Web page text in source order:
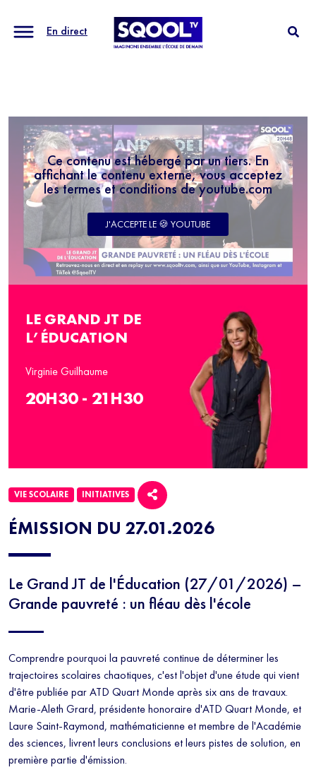
En direct
Ce contenu est hébergé par un tiers. En
affichant le contenu externe, vous acceptez
les termes et conditions de youtube.com
J'ACCEPTE LE 🍪 YOUTUBE
ÉMISSION DU 27.01.2026
Le Grand JT de l'Éducation (27/01/2026) –
Grande pauvreté : un fléau dès l'école
Comprendre pourquoi la pauvreté continue de déterminer les
trajectoires scolaires chaotiques, c'est l'objet d'une étude qui vient
d'être publiée par ATD Quart Monde après six ans de travaux.
Marie-Aleth Grard, présidente honoraire d'ATD Quart Monde, et
Laure Saint-Raymond, mathématicienne et membre de l'Académie
des sciences, livrent leurs conclusions et leurs pistes de solution, en
première partie d'émission.
VIE SCOLAIRE INITIATIVES
LE GRAND JT DE
L’ÉDUCATION
Virginie Guilhaume
20H30 - 21H30